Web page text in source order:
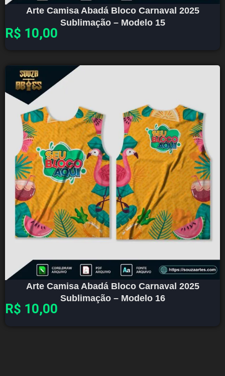
Arte Camisa Abadá Bloco Carnaval 2025
Sublimação – Modelo 15
R$ 10,00
Arte Camisa Abadá Bloco Carnaval 2025
Sublimação – Modelo 16
R$ 10,00